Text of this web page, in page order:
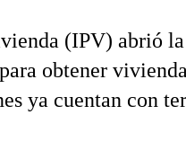
(IPV) abrió
obtener
ya cuentan con